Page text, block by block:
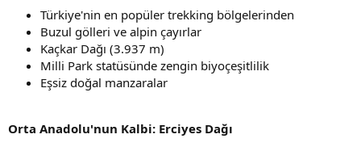
Türkiye'nin en popüler trekking bölgelerinden
Buzul gölleri ve alpin çayırlar
Kaçkar Dağı (3.937 m)
Milli Park statüsünde zengin biyoçeşitlilik
Eşsiz doğal manzaralar
Orta Anadolu'nun Kalbi: Erciyes Dağı